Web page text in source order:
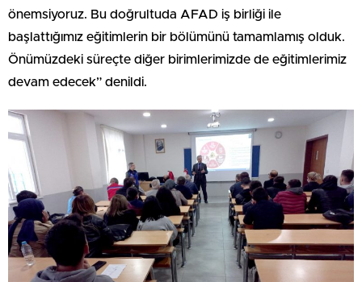
önemsiyoruz. Bu doğrultuda AFAD iş birliği ile
başlattığımız eğitimlerin bir bölümünü tamamlamış olduk.
Önümüzdeki süreçte diğer birimlerimizde de eğitimlerimiz
devam edecek” denildi.